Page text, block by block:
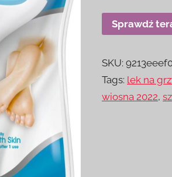
Sprawdź
SKU:
Tags: lek na
wiosna 2022,